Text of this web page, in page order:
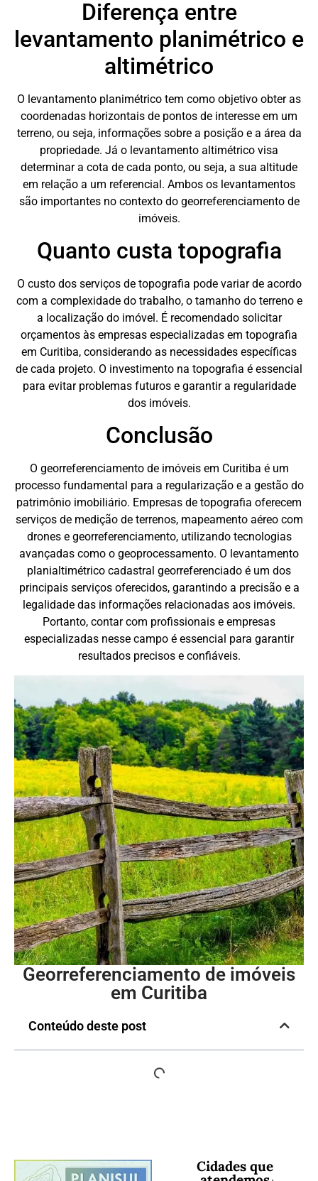
Diferença entre
levantamento planimétrico e
altimétrico
O levantamento planimétrico tem como objetivo obter as
coordenadas horizontais de pontos de interesse em um
terreno, ou seja, informações sobre a posição e a área da
propriedade. Já o levantamento altimétrico visa
determinar a cota de cada ponto, ou seja, a sua altitude
em relação a um referencial. Ambos os levantamentos
são importantes no contexto do georreferenciamento de
imóveis.
Quanto custa topografia
O custo dos serviços de topografia pode variar de acordo
com a complexidade do trabalho, o tamanho do terreno e
a localização do imóvel. É recomendado solicitar
orçamentos às empresas especializadas em topografia
em Curitiba, considerando as necessidades específicas
de cada projeto. O investimento na topografia é essencial
para evitar problemas futuros e garantir a regularidade
dos imóveis.
Conclusão
O georreferenciamento de imóveis em Curitiba é um
processo fundamental para a regularização e a gestão do
patrimônio imobiliário. Empresas de topografia oferecem
serviços de medição de terrenos, mapeamento aéreo com
drones e georreferenciamento, utilizando tecnologias
avançadas como o geoprocessamento. O levantamento
planialtimétrico cadastral georreferenciado é um dos
principais serviços oferecidos, garantindo a precisão e a
legalidade das informações relacionadas aos imóveis.
Portanto, contar com profissionais e empresas
especializadas nesse campo é essencial para garantir
resultados precisos e confiáveis.
Georreferenciamento de imóveis
em Curitiba
Conteúdo deste post
Cidades que